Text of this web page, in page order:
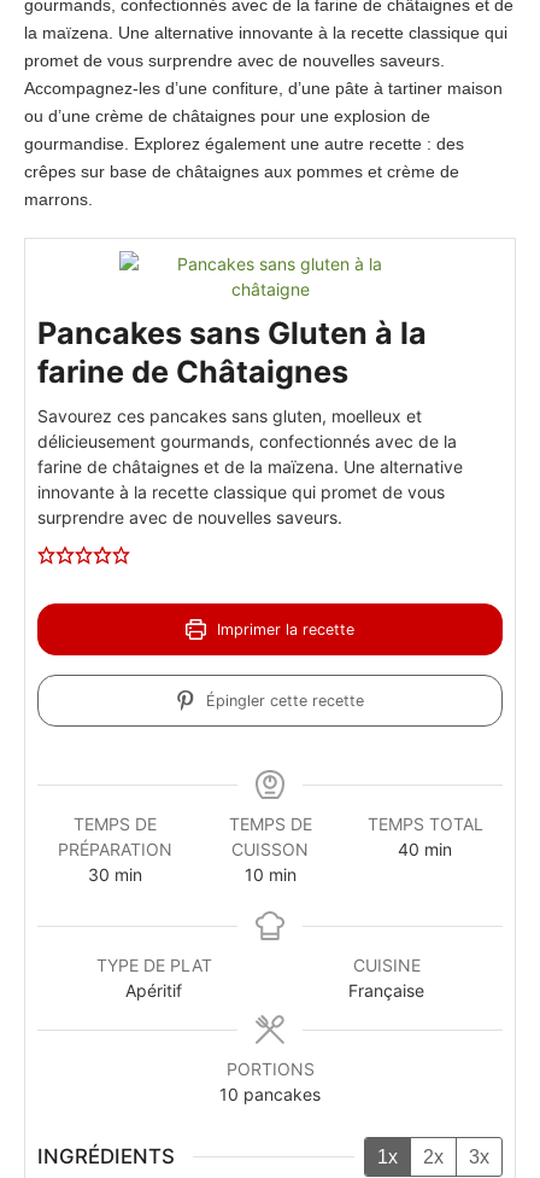
gourmands, confectionnés avec de la farine de châtaignes et de
la maïzena. Une alternative innovante à la recette classique qui
promet de vous surprendre avec de nouvelles saveurs.
Accompagnez-les d’une confiture, d’une pâte à tartiner maison
ou d’une crème de châtaignes pour une explosion de
gourmandise. Explorez également une autre recette : des
crêpes sur base de châtaignes aux pommes et crème de
marrons.
Pancakes sans Gluten à la
farine de Châtaignes
Savourez ces pancakes sans gluten, moelleux et
délicieusement gourmands, confectionnés avec de la
farine de châtaignes et de la maïzena. Une alternative
innovante à la recette classique qui promet de vous
surprendre avec de nouvelles saveurs.
Imprimer la recette
Épingler cette recette
TEMPS DE
PRÉPARATION
30 min
TEMPS DE
CUISSON
10 min
TEMPS TOTAL
40 min
TYPE DE PLAT
Apéritif
CUISINE
Française
PORTIONS
10 pancakes
INGRÉDIENTS 1x 2x 3x